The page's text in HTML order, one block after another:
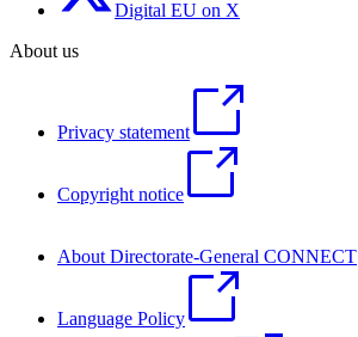
Digital EU on X
About us
Privacy statement
Copyright notice
About Directorate-General CONNECT
Language Policy